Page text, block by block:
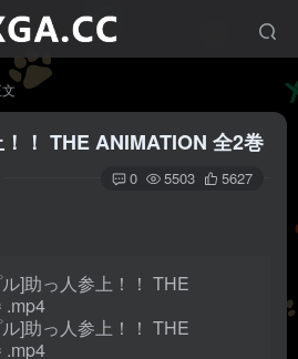
！ THE ANIMATION 全2巻
0 5503 5627
]助っ人参上！！ THE
.mp4
]助っ人参上！！ THE
.mp4